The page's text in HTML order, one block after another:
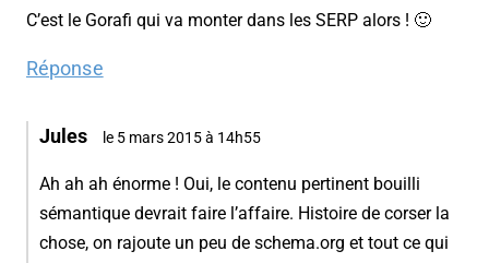
C’est le Gorafi qui va monter dans les SERP alors ! 🙂
Réponse
Jules le 5 mars 2015 à 14h55
Ah ah ah énorme ! Oui, le contenu pertinent bouilli
sémantique devrait faire l’affaire. Histoire de corser la
chose, on rajoute un peu de schema.org et tout ce qui